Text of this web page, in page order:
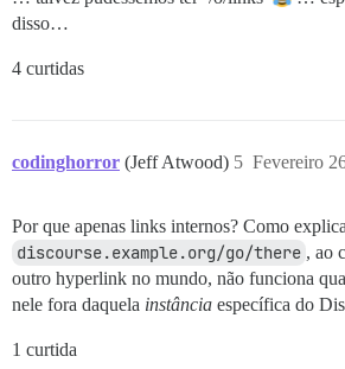
disso…
4 curtidas
codinghorror (Jeff Atwood) Fevereiro
5
Por que apenas links internos? Como
discourse.example.org/go/there , ao
outro hyperlink no mundo, não funciona
nele fora daquela instância específica do
1 curtida